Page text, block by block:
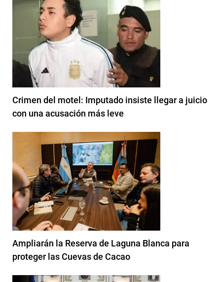
Crimen del motel: Imputado insiste llegar a juicio
con una acusación más leve
Ampliarán la Reserva de Laguna Blanca para
proteger las Cuevas de Cacao